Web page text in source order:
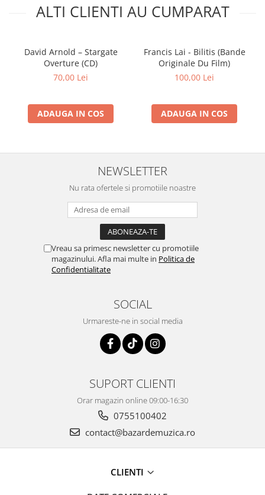
ALTI CLIENTI AU CUMPARAT
David Arnold – Stargate
Overture (CD)
70,00 Lei
ADAUGA IN COS
Francis Lai - Bilitis (Bande
Originale Du Film)
100,00 Lei
ADAUGA IN COS
NEWSLETTER
Nu rata ofertele si promotiile noastre
Vreau sa primesc newsletter cu promotiile
magazinului. Afla mai multe in Politica de
Confidentialitate
SOCIAL
Urmareste-ne in social media
SUPORT CLIENTI
Orar magazin online 09:00-16:30
0755100402
contact@bazardemuzica.ro
CLIENTI